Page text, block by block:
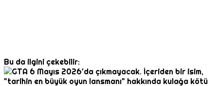
Bu da ilgini çekebilir: